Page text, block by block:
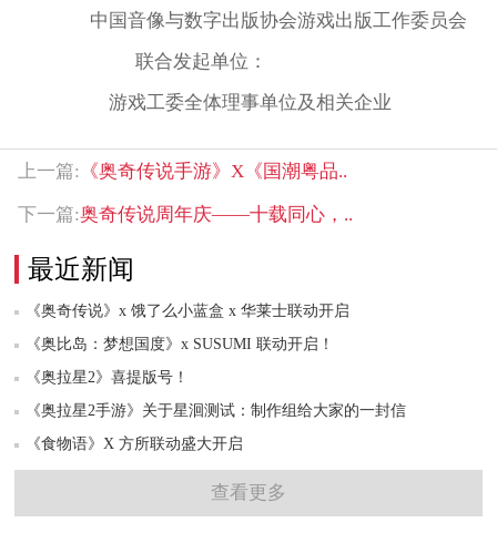
中国音像与数字出版协会游戏出版工作委员会
联合发起单位：
游戏工委全体理事单位及相关企业
上一篇: 《奥奇传说手游》X《国潮粤品..
下一篇:奥奇传说周年庆——十载同心，..
最近新闻
《奥奇传说》x 饿了么小蓝盒 x 华莱士联动开启
《奥比岛：梦想国度》x SUSUMI 联动开启！
《奥拉星2》喜提版号！
《奥拉星2手游》关于星洄测试：制作组给大家的一封信
《食物语》X 方所联动盛大开启
查看更多